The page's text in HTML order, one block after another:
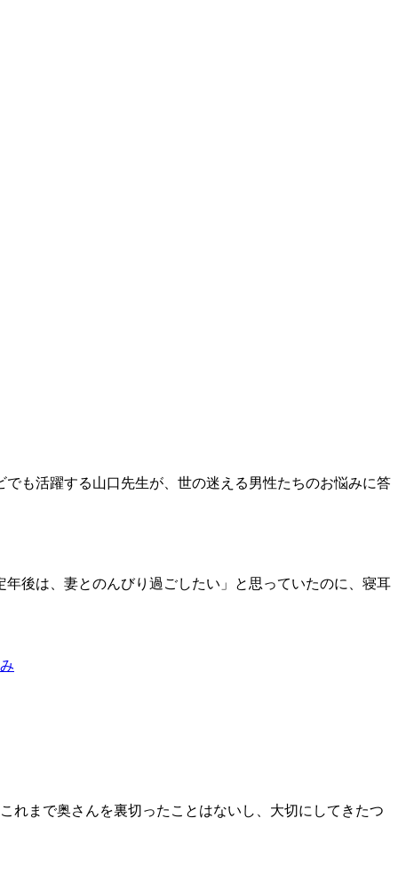
も活躍する山口先生が、世の迷える男性たちのお悩みに答
後は、妻とのんびり過ごしたい」と思っていたのに、寝耳
まで奥さんを裏切ったことはないし、大切にしてきたつ